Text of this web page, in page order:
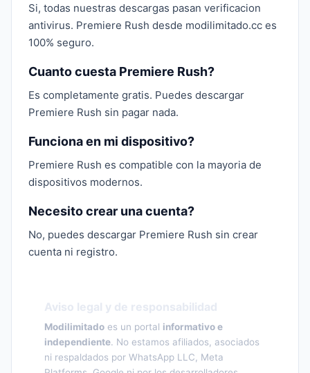
Si, todas nuestras descargas pasan verificacion
antivirus. Premiere Rush desde modilimitado.cc es
100% seguro.
Cuanto cuesta Premiere Rush?
Es completamente gratis. Puedes descargar
Premiere Rush sin pagar nada.
Funciona en mi dispositivo?
Premiere Rush es compatible con la mayoria de
dispositivos modernos.
Necesito crear una cuenta?
No, puedes descargar Premiere Rush sin crear
cuenta ni registro.
Aviso legal y de responsabilidad
Modilimitado es un portal informativo e
independiente. No estamos afiliados, asociados
ni respaldados por WhatsApp LLC, Meta